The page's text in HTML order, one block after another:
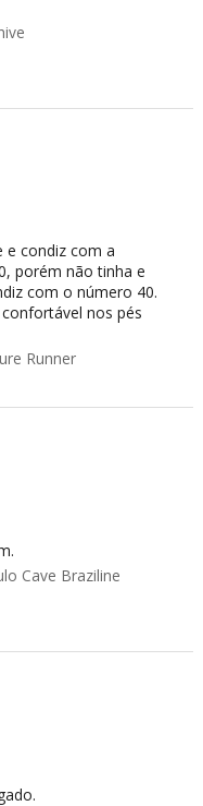
e condiz com a
porém não tinha e
com o número 40.
nos pés
Runner
Cave Braziline